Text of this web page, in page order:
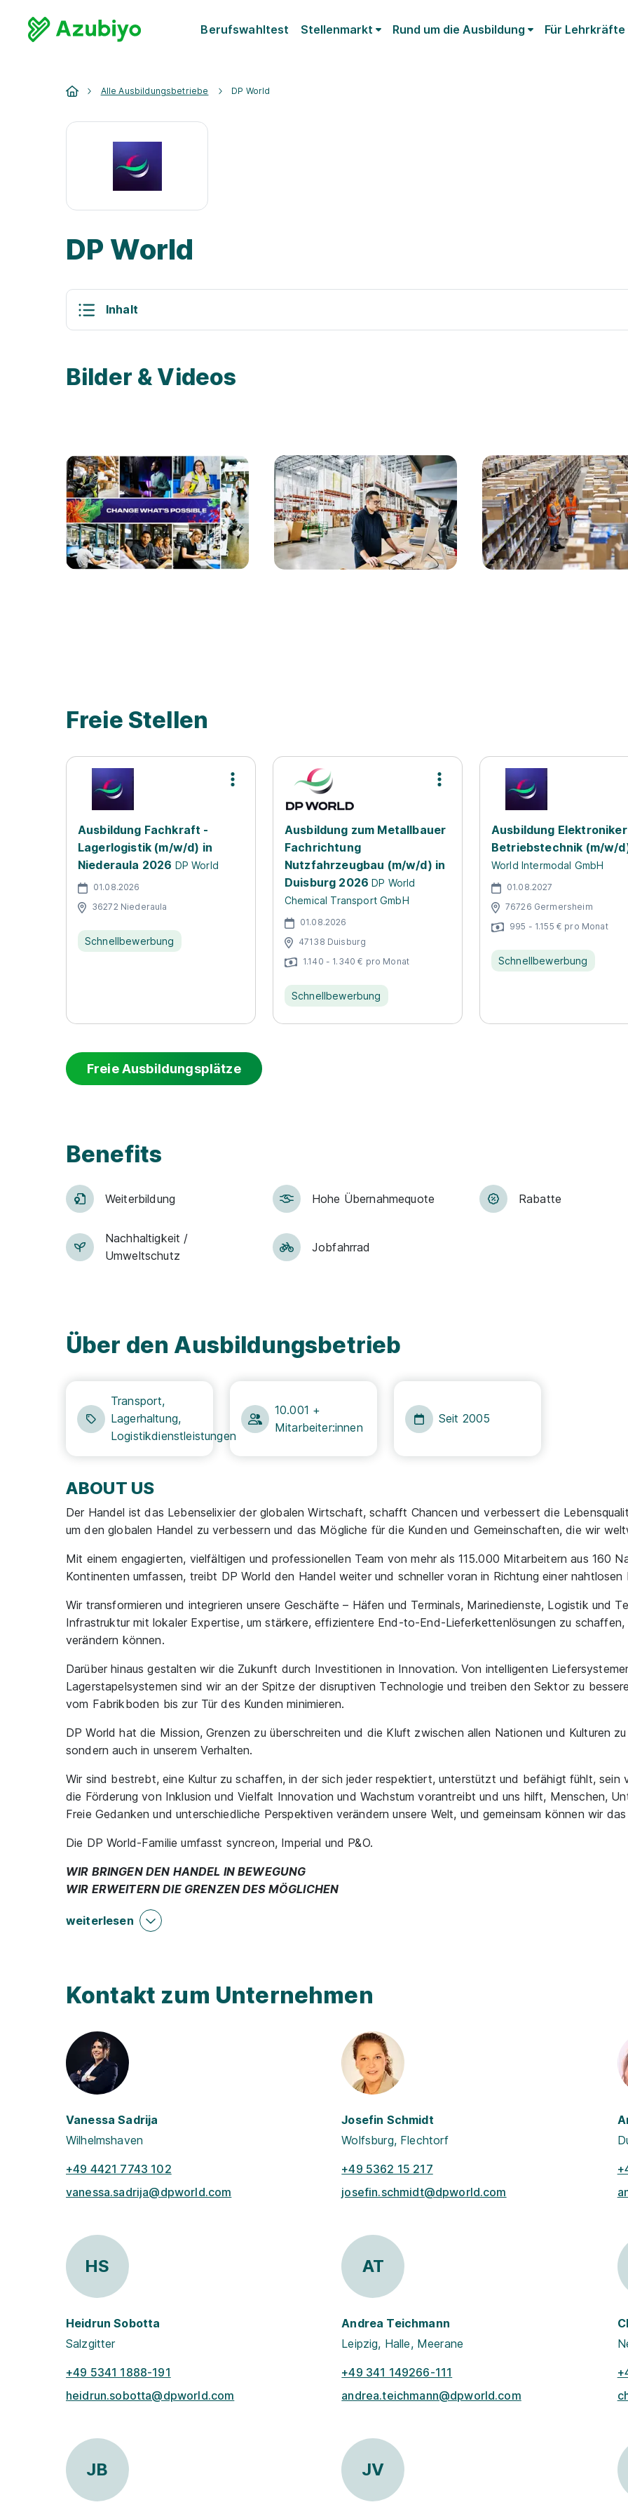
Berufswahltest Stellenmarkt Rund um die Ausbildung Für Lehrkräfte
Alle Ausbildungsbetriebe DP World
DP World
Inhalt
Bilder & Videos
Freie Stellen
Ausbildung Fachkraft -
Lagerlogistik (m/w/d) in
Niederaula 2026 DP World
01.08.2026
36272 Niederaula
Schnellbewerbung
Ausbildung zum Metallbauer
Fachrichtung
Nutzfahrzeugbau (m/w/d) in
Duisburg 2026 DP World
Chemical Transport GmbH
01.08.2026
47138 Duisburg
1.140 - 1.340 € pro Monat
Schnellbewerbung
Ausbildung
Betriebstechnik (m/w/
World Intermodal GmbH
01.08.2027
76726 Germersheim
995 - 1.155 € pro Monat
Schnellbewerbung
Freie Ausbildungsplätze
Benefits
Weiter­bildung Hohe Über­nah­me­quote Rabatte
Nachhaltigkeit /
Umweltschutz
Jobfahrrad
Über den Ausbildungsbetrieb
Transport,
Lagerhaltung,
Logistikdienstleistungen
10.001 +
Mitarbeiter:innen
Seit 2005
ABOUT US
Der Handel ist das Lebenselixier der globalen Wirtschaft, schafft Chancen und verbessert die
um den globalen Handel zu verbessern und das Mögliche für die Kunden und Gemeinschaften, die wir
Mit einem engagierten, vielfältigen und professionellen Team von mehr als 115.000 Mitarbeitern aus 160
Kontinenten umfassen, treibt DP World den Handel weiter und schneller voran in Richtung einer
Wir transformieren und integrieren unsere Geschäfte – Häfen und Terminals, Marinedienste, Logistik und
Infrastruktur mit lokaler Expertise, um stärkere, effizientere End-to-End-Lieferkettenlösungen zu
verändern können.
Darüber hinaus gestalten wir die Zukunft durch Investitionen in Innovation. Von intelligenten
Lagerstapelsystemen sind wir an der Spitze der disruptiven Technologie und treiben den Sektor zu
vom Fabrikboden bis zur Tür des Kunden minimieren.
DP World hat die Mission, Grenzen zu überschreiten und die Kluft zwischen allen Nationen und Kulturen
sondern auch in unserem Verhalten.
Wir sind bestrebt, eine Kultur zu schaffen, in der sich jeder respektiert, unterstützt und befähigt fühlt, sein
die Förderung von Inklusion und Vielfalt Innovation und Wachstum vorantreibt und uns hilft, Menschen,
Freie Gedanken und unterschiedliche Perspektiven verändern unsere Welt, und gemeinsam können wir
Die DP World-Familie umfasst syncreon, Imperial und P&O.
WIR BRINGEN DEN HANDEL IN BEWEGUNG
WIR ERWEITERN DIE GRENZEN DES MÖGLICHEN
weiterlesen
Kontakt zum Unternehmen
Vanessa Sadrija
Wilhelmshaven
+49 4421 7743 102
vanessa.sadrija@dpworld.com
Josefin Schmidt
Wolfsburg, Flechtorf
+49 5362 15 217
josefin.schmidt@dpworld.com
HS
Heidrun Sobotta
Salzgitter
+49 5341 1888-191
heidrun.sobotta@dpworld.com
AT
Andrea Teichmann
Leipzig, Halle, Meerane
+49 341 149266-111
andrea.teichmann@dpworld.com
JB JV